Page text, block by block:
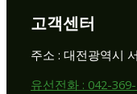
고객센터
주소 : 대전광역시
유선전화 : 042-